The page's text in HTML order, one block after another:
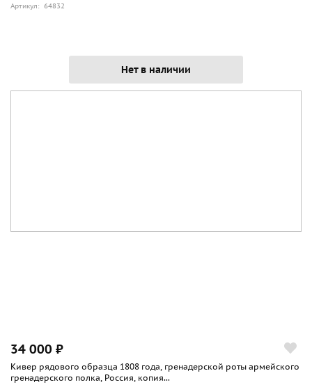
Артикул: 64832
Нет в наличии
34 000 ₽
Кивер рядового образца 1808 года, гренадерской роты армейского
гренадерского полка, Россия, копия...